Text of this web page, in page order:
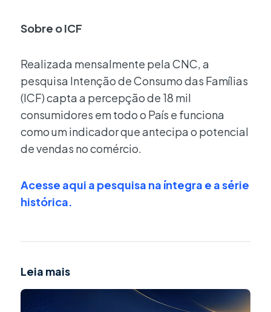
Sobre o ICF
Realizada mensalmente pela CNC, a
pesquisa Intenção de Consumo das Famílias
(ICF) capta a percepção de 18 mil
consumidores em todo o País e funciona
como um indicador que antecipa o potencial
de vendas no comércio.
Acesse aqui a pesquisa na íntegra e a série
histórica.
Leia mais